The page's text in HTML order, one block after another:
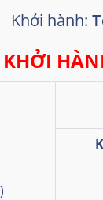
Khởi hành:
KHỞI